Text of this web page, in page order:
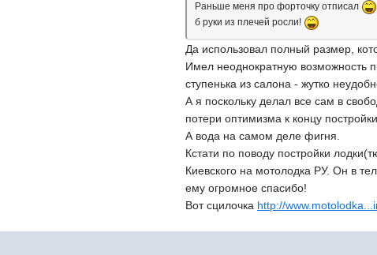
Раньше меня про форточку отписал
б руки из плечей росли!
Да использовал полный размер,
Имел неоднократную возможность
ступенька из салона - жутко
А я поскольку делал все сам в
потери оптимизма к концу
А вода на самом деле фигня.
Кстати по поводу постройки
Киевского на мотолодка РУ. Он в
ему огромное спасибо!
Вот сцилочка http://